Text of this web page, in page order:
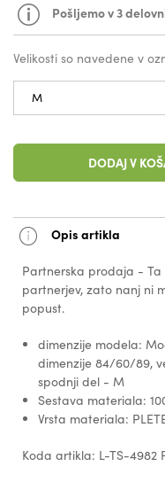
Pošljemo v 3
Velikosti so navedene v
DODAJ V
Opis artikla
Partnerska prodaja -
partnerjev, zato nanj ni
popust.
dimenzije modela:
dimenzije 84/60/89,
spodnji del - M
Sestava materiala:
Vrsta materiala:
Koda artikla: L-TS-4982